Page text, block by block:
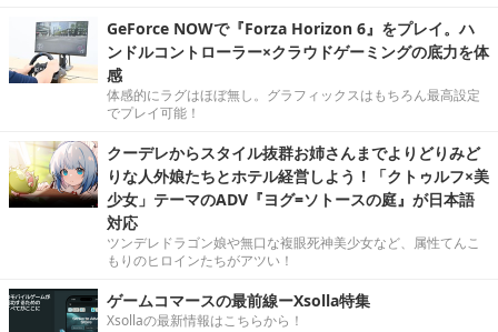
GeForce NOWで『Forza Horizon 6』をプレイ。ハ
ンドルコントローラー×クラウドゲーミングの底力を体
感
体感的にラグはほぼ無し。グラフィックスはもちろん最高設定
でプレイ可能！
クーデレからスタイル抜群お姉さんまでよりどりみど
りな人外娘たちとホテル経営しよう！「クトゥルフ×美
少女」テーマのADV『ヨグ=ソトースの庭』が日本語
対応
ツンデレドラゴン娘や無口な複眼死神美少女など、属性てんこ
もりのヒロインたちがアツい！
ゲームコマースの最前線ーXsolla特集
Xsollaの最新情報はこちらから！